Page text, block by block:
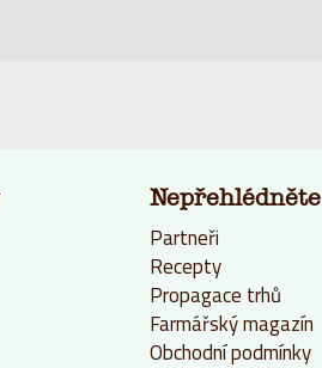
Nepřehlédněte
Partneři
Recepty
Propagace trhů
Farmářský magazín
Obchodní podmínky